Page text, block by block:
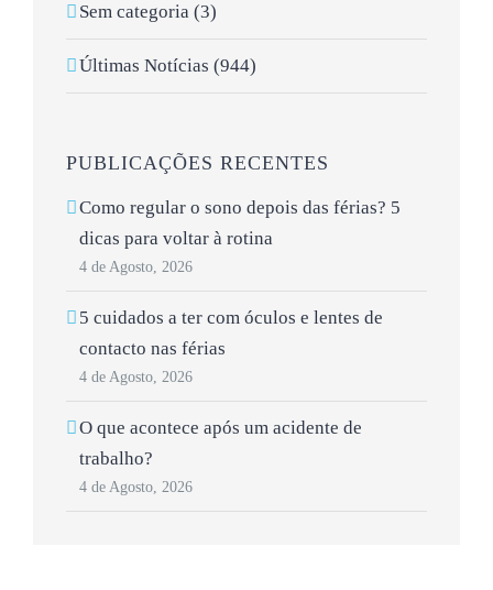
Sem categoria (3)
Últimas Notícias (944)
PUBLICAÇÕES RECENTES
Como regular o sono depois das férias? 5
dicas para voltar à rotina
4 de Agosto, 2026
5 cuidados a ter com óculos e lentes de
contacto nas férias
4 de Agosto, 2026
O que acontece após um acidente de
trabalho?
4 de Agosto, 2026